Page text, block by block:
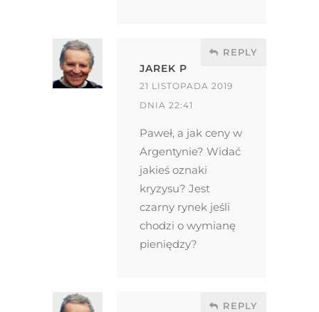
JAREK P
21 LISTOPADA 2019
DNIA 22:41
REPLY
Paweł, a jak ceny w
Argentynie? Widać
jakieś oznaki
kryzysu? Jest
czarny rynek jeśli
chodzi o wymianę
pieniędzy?
REPLY